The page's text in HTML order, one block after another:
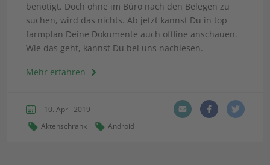
benötigt. Doch ohne im Büro nach den Belegen zu
suchen, wird das nichts. Ab jetzt kannst Du in top
farmplan Deine Dokumente auch offline anschauen.
Wie das geht, kannst Du bei uns nachlesen.
Mehr erfahren
10. April 2019
Aktenschrank
Android